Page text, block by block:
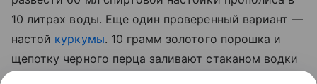
10 литрах воды. Еще один проверенный вариант —
настой куркумы. 10 грамм золотого порошка и
щепотку черного перца заливают стаканом водки